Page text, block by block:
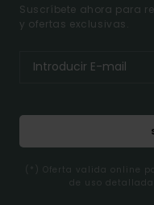
Suscríbete ahora para
y ofertas exclusivas.
(*) Oferta valida online
de uso